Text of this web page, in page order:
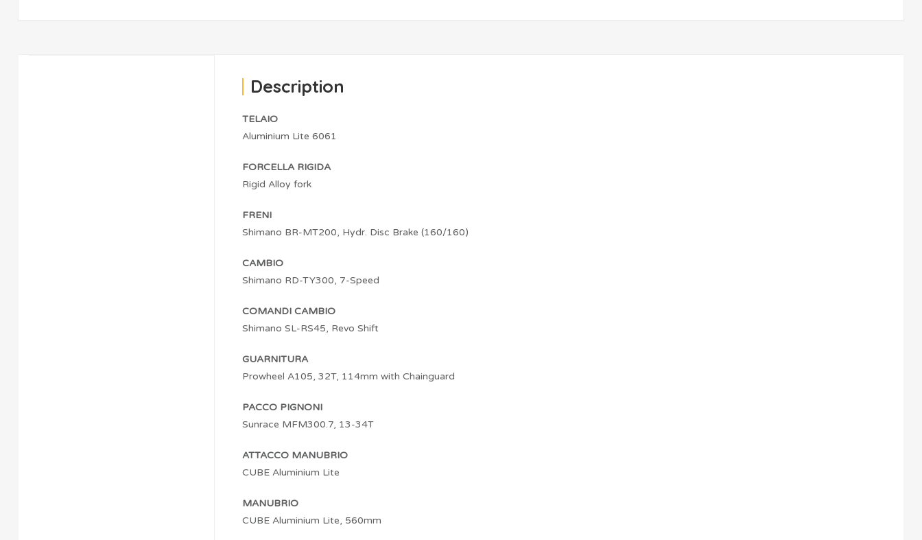
Description
TELAIO
Aluminium Lite 6061
FORCELLA RIGIDA
Rigid Alloy fork
FRENI
Shimano BR-MT200, Hydr. Disc Brake (160/160)
CAMBIO
Shimano RD-TY300, 7-Speed
COMANDI CAMBIO
Shimano SL-RS45, Revo Shift
GUARNITURA
Prowheel A105, 32T, 114mm with Chainguard
PACCO PIGNONI
Sunrace MFM300.7, 13-34T
ATTACCO MANUBRIO
CUBE Aluminium Lite
MANUBRIO
CUBE Aluminium Lite, 560mm